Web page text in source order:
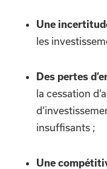
Une
les
Des pertes
la cessation
insuffisants ;
Une